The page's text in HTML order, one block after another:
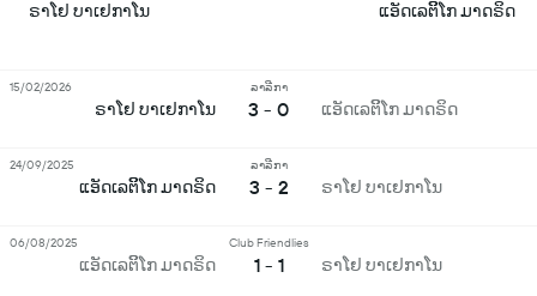
ຣາໂຢ ບາເຢກາໂນ ແອັດເລຕິິໂກ ມາດຣິດ
ຣາໂຢ ບາເຢກາໂນ
ລາລີກາ
3 - 0 ແອັດເລຕິິໂກ ມາດຣິດ
15/02/2026
ແອັດເລຕິິໂກ ມາດຣິດ
ລາລີກາ
3 - 2 ຣາໂຢ ບາເຢກາໂນ
24/09/2025
ແອັດເລຕິິໂກ ມາດຣິດ
Club Friendlies
1 - 1 ຣາໂຢ ບາເຢກາໂນ
06/08/2025